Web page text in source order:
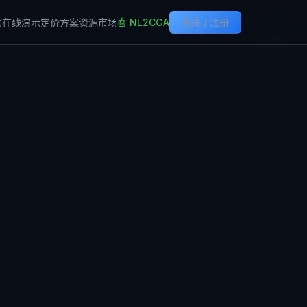
在线演示定价方案资源市场🤖 NL2CGA 登录 / 注册